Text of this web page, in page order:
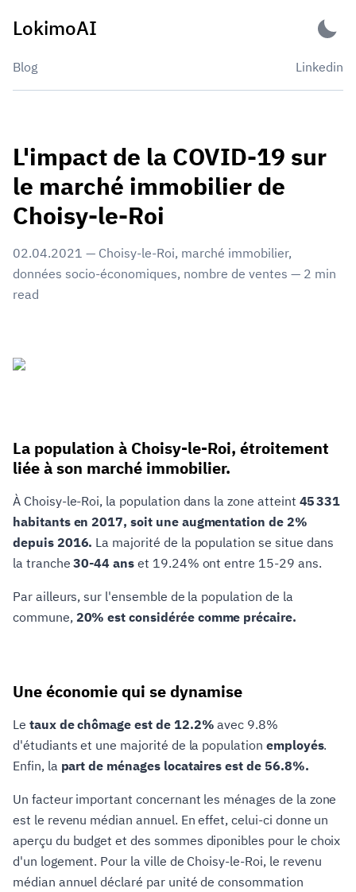
LokimoAI
Blog Linkedin
L'impact de la COVID-19 sur
le marché immobilier de
Choisy-le-Roi
02.04.2021 — Choisy-le-Roi, marché immobilier,
données socio-économiques, nombre de ventes — 2 min
read
La population à Choisy-le-Roi, étroitement
liée à son marché immobilier.
À Choisy-le-Roi, la population dans la zone atteint 45 331
habitants en 2017, soit une augmentation de 2%
depuis 2016. La majorité de la population se situe dans
la tranche30-44 ans et 19.24% ont entre 15-29 ans.
Par ailleurs, sur l'ensemble de la population de la
commune, 20% est considérée comme précaire.
Une économie qui se dynamise
Le taux de chômage est de 12.2% avec 9.8%
d'étudiants et une majorité de la population employés.
Enfin, la part de ménages locataires est de 56.8%.
Un facteur important concernant les ménages de la zone
est le revenu médian annuel. En effet, celui-ci donne un
aperçu du budget et des sommes diponibles pour le choix
d'un logement. Pour la ville de Choisy-le-Roi, le revenu
médian annuel déclaré par unité de consommation